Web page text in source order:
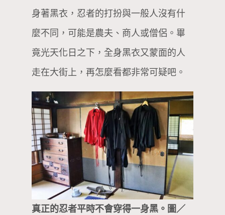
身著黑衣，忍者的打扮與一般人沒有什
麼不同，可能是農夫、商人或僧侶。畢
竟光天化日之下，全身黑衣又蒙面的人
走在大街上，再怎麼看都非常可疑吧。
真正的忍者平時不會穿得一身黑。圖／